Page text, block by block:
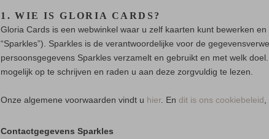
1. WIE IS GLORIA CARDS?
Gloria Cards is een webwinkel waar u zelf kaarten kunt bewerken
“Sparkles”). Sparkles is de verantwoordelijke voor de
persoonsgegevens Sparkles verzamelt en gebruikt en met welk
mogelijk op te schrijven en raden u aan deze zorgvuldig te lezen.
Onze algemene voorwaarden vindt u hier. Endit is ons cookiebeleid
Contactgegevens Sparkles